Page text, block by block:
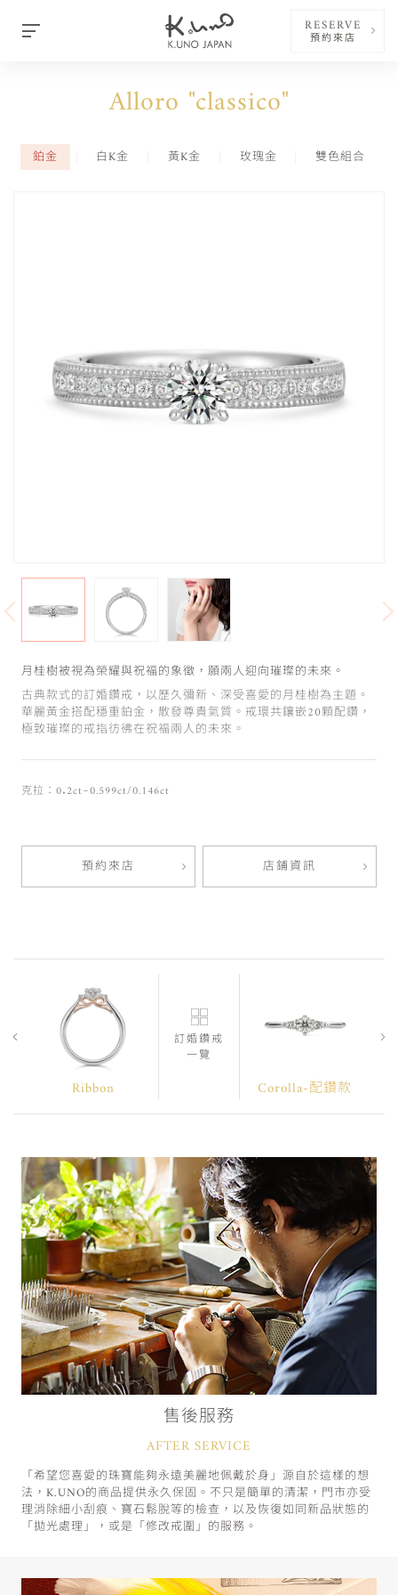
RESERVE
預約來店
Alloro "classico"
鉑金 白K金 黃K金 玫瑰金 雙色組合
月桂樹被視為榮耀與祝福的象徵，願兩人迎向璀璨的未來。
古典款式的訂婚鑽戒，以歷久彌新、深受喜愛的月桂樹為主題。
華麗黃金搭配穩重鉑金，散發尊貴氣質。戒環共鑲嵌20顆配鑽，
極致璀璨的戒指彷彿在祝福兩人的未來。
克拉：0.2ct~0.599ct/0.146ct
預約來店 店鋪資訊
Ribbon
訂婚鑽戒
一覽
Corolla-配鑽款
售後服務
AFTER SERVICE
「希望您喜愛的珠寶能夠永遠美麗地佩戴於身」源自於這樣的想
法，K.UNO的商品提供永久保固。不只是簡單的清潔，門市亦受
理消除細小刮痕、寶石鬆脫等的檢查，以及恢復如同新品狀態的
「拋光處理」，或是「修改戒圍」的服務。